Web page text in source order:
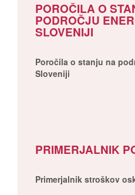
POROČILA O
PODROČJU
SLOVENIJI
Poročila o stanju na
Sloveniji
PRIMERJALNIK
Primerjalnik stroškov